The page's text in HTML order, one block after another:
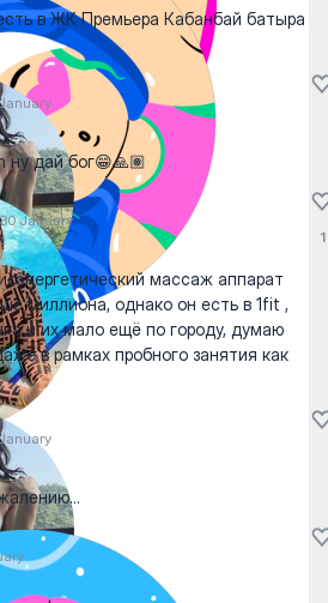
в ЖК Премьера Кабанбай батыра
ну дай бог😁🙏🏽
30 January
массаж аппарат
миллиона, однако он есть в 1fit ,
и их мало ещё по городу, думаю
в рамках пробного занятия как
1